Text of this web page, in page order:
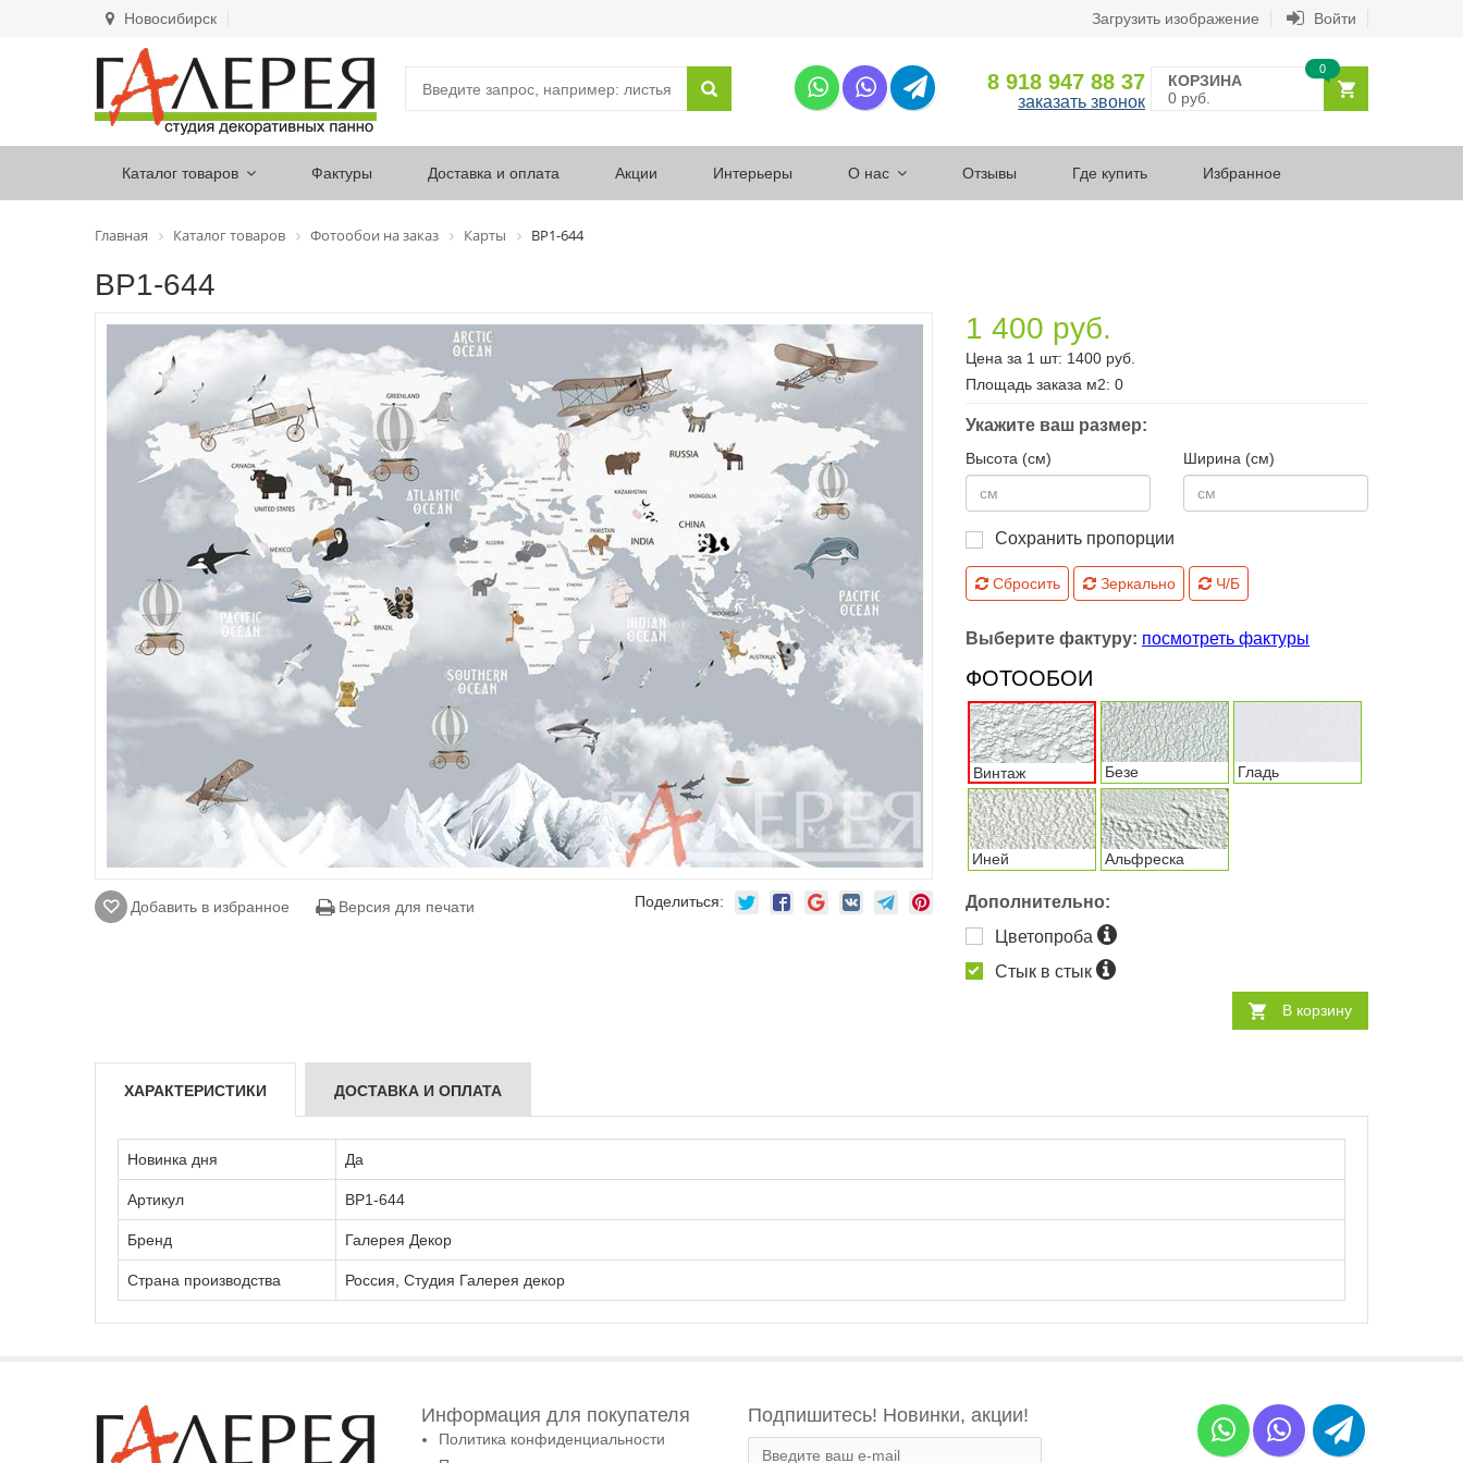
Новосибирск Загрузить изображение Войти
8 918 947 88 37
заказать звонок
КОРЗИНА
0 руб.
0
Каталог товаров Фактуры Доставка и оплата Акции Интерьеры О нас Отзывы Где купить Избранное
Главная Каталог товаров Фотообои на заказ Карты ВР1-644
ВР1-644
Добавить в избранное Версия для печати Поделиться:
1 400 руб.
Цена за 1 шт: 1400 руб.
Площадь заказа м2: 0
Укажите ваш размер:
Высота (см) Ширина (см)
Сохранить пропорции
Сбросить Зеркально Ч/Б
Выберите фактуру: посмотреть фактуры
ФОТООБОИ
Винтаж Безе Гладь
Иней Альфреска
Дополнительно:
Цветопроба
Стык в стык
В корзину
ХАРАКТЕРИСТИКИ ДОСТАВКА И ОПЛАТА
Новинка дня Да
Артикул ВР1-644
Бренд Галерея Декор
Страна производства Россия, Студия Галерея декор
Информация для покупателя
Политика конфиденциальности
Подпишитесь! Новинки, акции!